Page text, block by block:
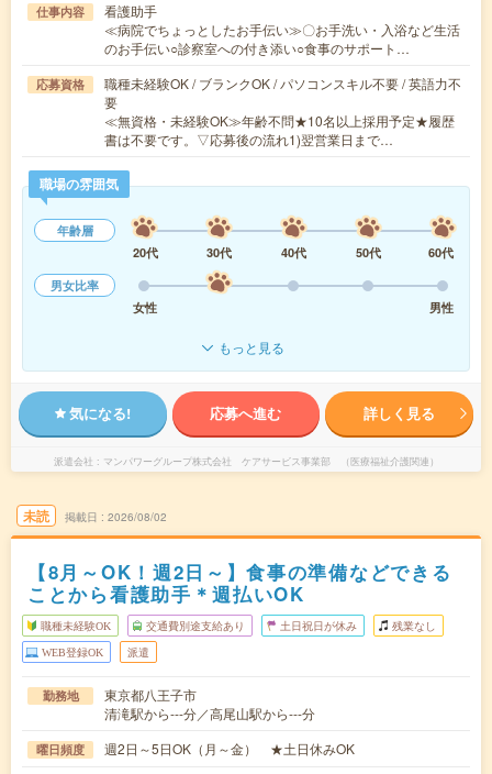
仕事内容
看護助手
≪病院でちょっとしたお手伝い≫〇お手洗い・入浴など生活
のお手伝い○診察室への付き添い○食事のサポート…
応募資格
職種未経験OK / ブランクOK / パソコンスキル不要 / 英語力不
要
≪無資格・未経験OK≫年齢不問★10名以上採用予定★履歴
書は不要です。▽応募後の流れ1)翌営業日まで…
職場の雰囲気
年齢層
20代
30代 40代 50代
60代
男女比率
女性
男性
もっと見る
気になる! 応募へ進む 詳しく見る
派遣会社 マンパワーグループ株式会社 ケアサービス事業部 （医療福祉介護関連）
未読 掲載日 2026/08/02
【8月～OK！週2日～】食事の準備などできる
ことから看護助手＊週払いOK
職種未経験OK 交通費別途支給あり 土日祝日が休み 残業なし
WEB登録OK 派遣
勤務地
東京都八王子市
清滝駅から---分／高尾山駅から---分
曜日頻度 週2日～5日OK（月～金） ★土日休みOK